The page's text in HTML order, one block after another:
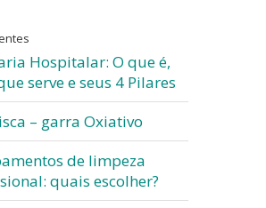
Hospitalar: O que é,
serve e seus 4 Pilares
– garra Oxiativo
de limpeza
quais escolher?